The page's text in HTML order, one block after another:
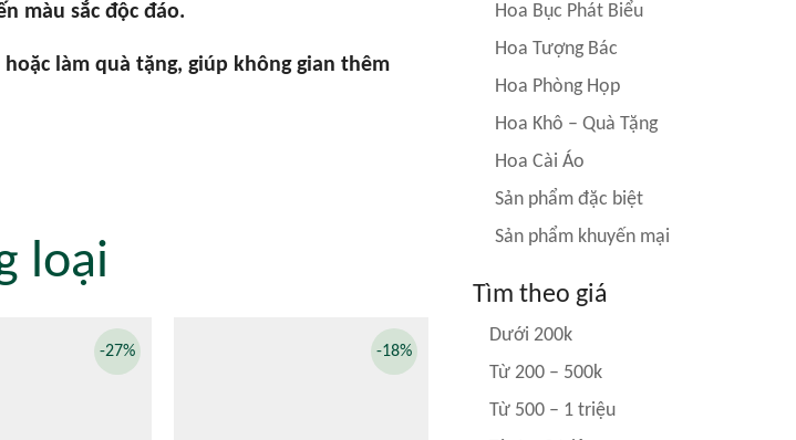
màu sắc độc đáo.
làm quà tặng, giúp không gian thêm
loại
-27% -18%
Hoa Bục Phát Biểu
Hoa Tượng Bác
Hoa Phòng Họp
Hoa Khô – Quà Tặng
Hoa Cài Áo
Sản phẩm đặc biệt
Sản phẩm khuyến mại
Tìm theo giá
Dưới 200k
Từ 200 – 500k
Từ 500 – 1 triệu